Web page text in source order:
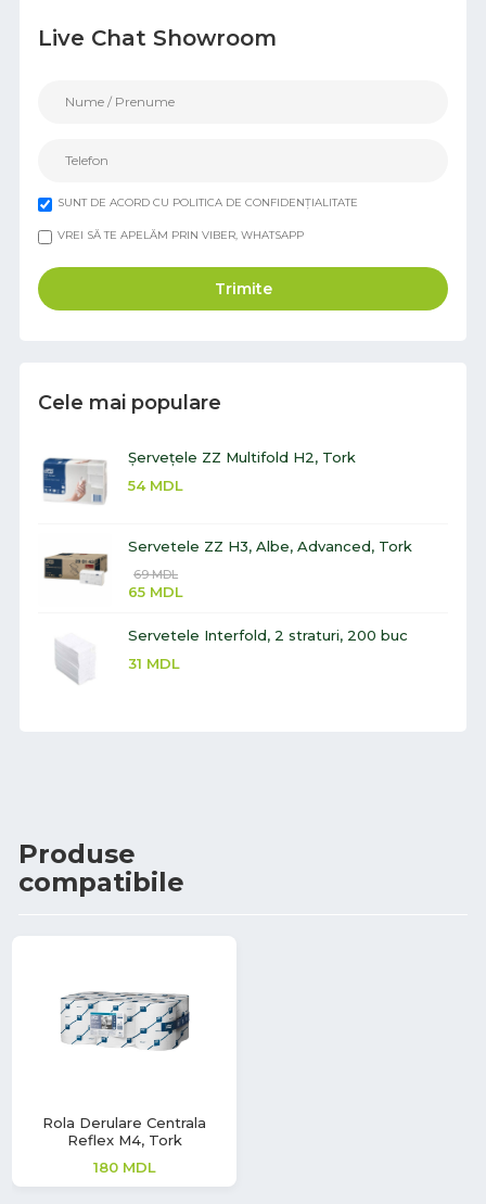
Live Chat Showroom
SUNT DE ACORD CU POLITICA DE CONFIDENȚIALITATE
VREI SĂ TE APELĂM PRIN VIBER, WHATSAPP
Trimite
Cele mai populare
Șervețele ZZ Multifold H2, Tork
54 MDL
Servetele ZZ H3, Albe, Advanced, Tork
69MDL
65 MDL
Servetele Interfold, 2 straturi, 200 buc
31 MDL
Produse
compatibile
Rola Derulare Centrala
Reflex M4, Tork
180 MDL